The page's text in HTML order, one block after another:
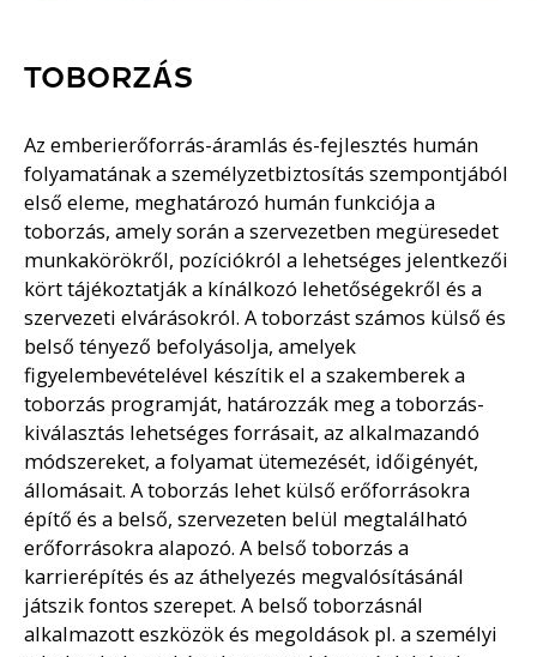
TOBORZÁS
Az emberierőforrás-áramlás és-fejlesztés humán
folyamatának a személyzetbiztosítás szempontjából
első eleme, meghatározó humán funkciója a
toborzás, amely során a szervezetben megüresedet
munkakörökről, pozíciókról a lehetséges jelentkezői
kört tájékoztatják a kínálkozó lehetőségekről és a
szervezeti elvárásokról. A toborzást számos külső és
belső tényező befolyásolja, amelyek
figyelembevételével készítik el a szakemberek a
toborzás programját, határozzák meg a toborzás-
kiválasztás lehetséges forrásait, az alkalmazandó
módszereket, a folyamat ütemezését, időigényét,
állomásait. A toborzás lehet külső erőforrásokra
építő és a belső, szervezeten belül megtalálható
erőforrásokra alapozó. A belső toborzás a
karrierépítés és az áthelyezés megvalósításánál
játszik fontos szerepet. A belső toborzásnál
alkalmazott eszközök és megoldások pl. a személyi